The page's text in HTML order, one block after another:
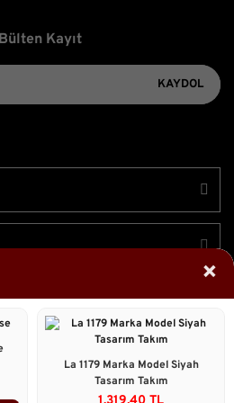
×
La 1179 Marka Model Siyah
Tasarım Takım
Kayıt
KAYDOL
Takip Edin!